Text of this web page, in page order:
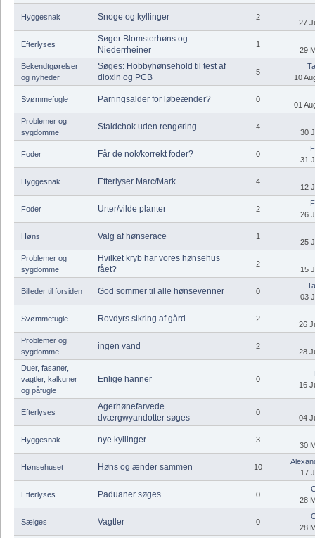
Hyggesnak Snoge og kyllinger 2
27
Efterlyses
Søger Blomsterhøns og
Niederrheiner
1
29
Bekendtgørelser
og nyheder
Søges: Hobbyhønsehold til test af
dioxin og PCB
5
10
Svømmefugle Parringsalder for løbeænder? 0
01
Problemer og
sygdomme
Staldchok uden rengøring 4
30
Foder Får de nok/korrekt foder? 0
31
Hyggesnak Efterlyser Marc/Mark.... 4
12
Foder Urter/vilde planter 2
26
Høns Valg af hønserace 1
25
Problemer og
sygdomme
Hvilket kryb har vores hønsehus
fået?
2
15
Billeder til forsiden God sommer til alle hønsevenner 0
03
Svømmefugle Rovdyrs sikring af gård 2
26
Problemer og
sygdomme
ingen vand 2
28
Duer, fasaner,
vagtler, kalkuner
og påfugle
Enlige hanner 0
16
Efterlyses
Agerhønefarvede
dværgwyandotter søges
0
04
Hyggesnak nye kyllinger 3
30
Hønsehuset Høns og ænder sammen 10
17
Efterlyses Paduaner søges. 0
28
Sælges Vagtler 0
28